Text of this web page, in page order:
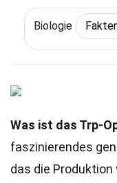
Biologie
Was ist das Trp-
faszinierendes
das die